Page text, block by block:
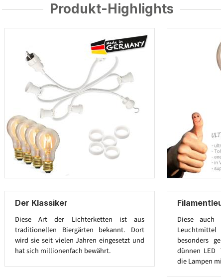
Produkt-Highlights
Der Klassiker
Diese Art der Lichterketten ist aus
traditionellen Biergärten bekannt. Dort
wird sie seit vielen Jahren eingesetzt und
hat sich millionenfach bewährt.
Diese auch
besonders
dünnen LED
die Lampen